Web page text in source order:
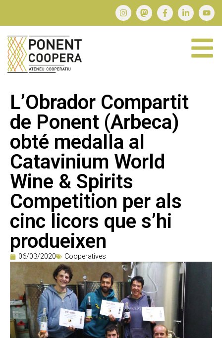
L’Obrador Compartit
de Ponent (Arbeca)
obté medalla al
Catavinium World
Wine & Spirits
Competition per als
cinc licors que s’hi
produeixen
06/03/2020 Cooperatives